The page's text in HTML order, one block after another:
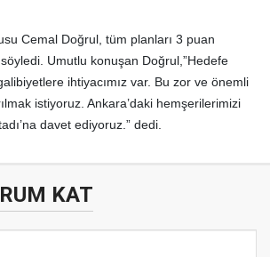
Cemal Doğrul, tüm planları 3 puan
Umutlu konuşan Doğrul,”Hedefe
ihtiyacımız var. Bu zor ve önemli
istiyoruz. Ankara’daki hemşerilerimizi
davet ediyoruz.” dedi.
KAT